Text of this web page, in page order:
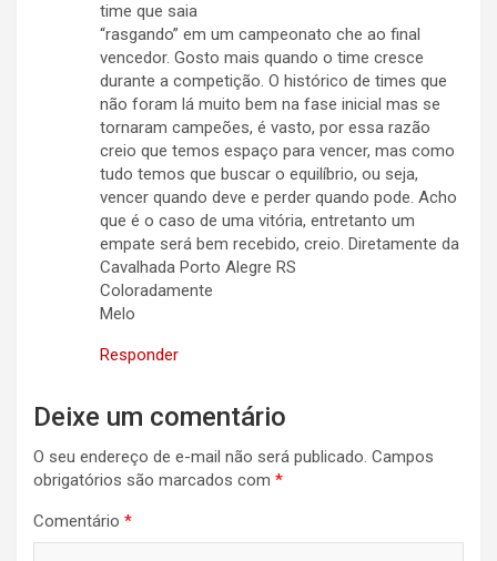
time que saia
“rasgando” em um campeonato che ao final
vencedor. Gosto mais quando o time cresce
durante a competição. O histórico de times que
não foram lá muito bem na fase inicial mas se
tornaram campeões, é vasto, por essa razão
creio que temos espaço para vencer, mas como
tudo temos que buscar o equilíbrio, ou seja,
vencer quando deve e perder quando pode. Acho
que é o caso de uma vitória, entretanto um
empate será bem recebido, creio. Diretamente da
Cavalhada Porto Alegre RS
Coloradamente
Melo
Responder
Deixe um comentário
O seu endereço de e-mail não será publicado. Campos
obrigatórios são marcados com *
Comentário *